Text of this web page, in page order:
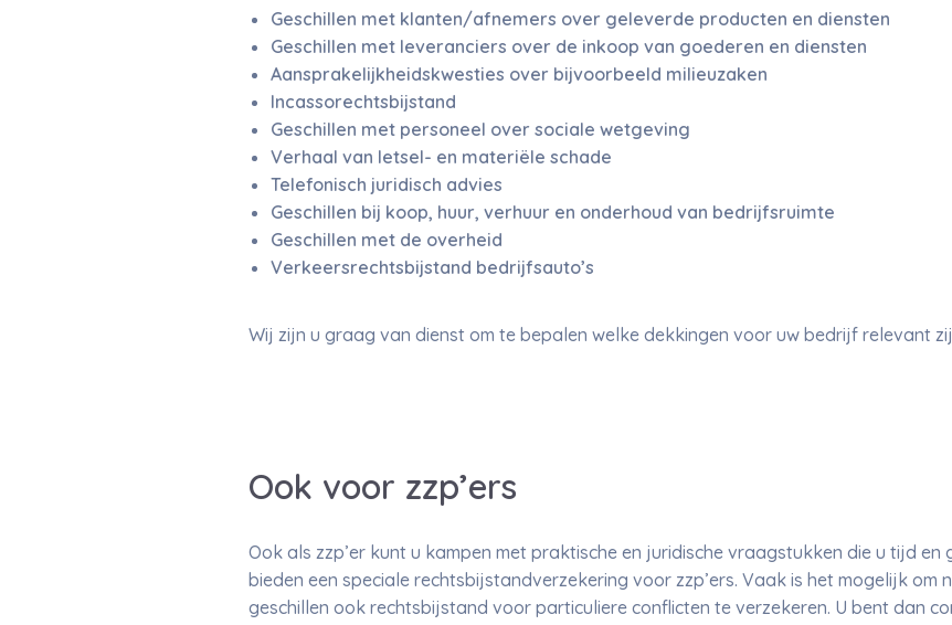
Geschillen met klanten/afnemers over geleverde producten en diensten
Geschillen met leveranciers over de inkoop van goederen en diensten
Aansprakelijkheidskwesties over bijvoorbeeld milieuzaken
Incassorechtsbijstand
Geschillen met personeel over sociale wetgeving
Verhaal van letsel- en materiële schade
Telefonisch juridisch advies
Geschillen bij koop, huur, verhuur en onderhoud van bedrijfsruimte
Geschillen met de overheid
Verkeersrechtsbijstand bedrijfsauto’s
Wij zijn u graag van dienst om te bepalen welke dekkingen voor uw bedrijf relevant
Ook voor zzp’ers
Ook als zzp’er kunt u kampen met praktische en juridische vraagstukken die u tijd
bieden een speciale rechtsbijstandverzekering voor zzp’ers. Vaak is het mogelijk
geschillen ook rechtsbijstand voor particuliere conflicten te verzekeren. U bent dan